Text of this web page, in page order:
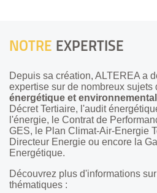
NOTRE EXPERTISE
Depuis sa création, ALTEREA a
expertise sur de nombreux sujets
énergétique et
Décret Tertiaire, l'audit
l'énergie, le Contrat de
GES, le Plan Climat-Air-Energie
Directeur Energie ou encore la
Energétique.
Découvrez plus d'informations
thématiques :